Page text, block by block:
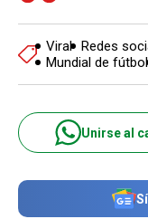
Viral Redes
Mundial de fútbol
Unirse al